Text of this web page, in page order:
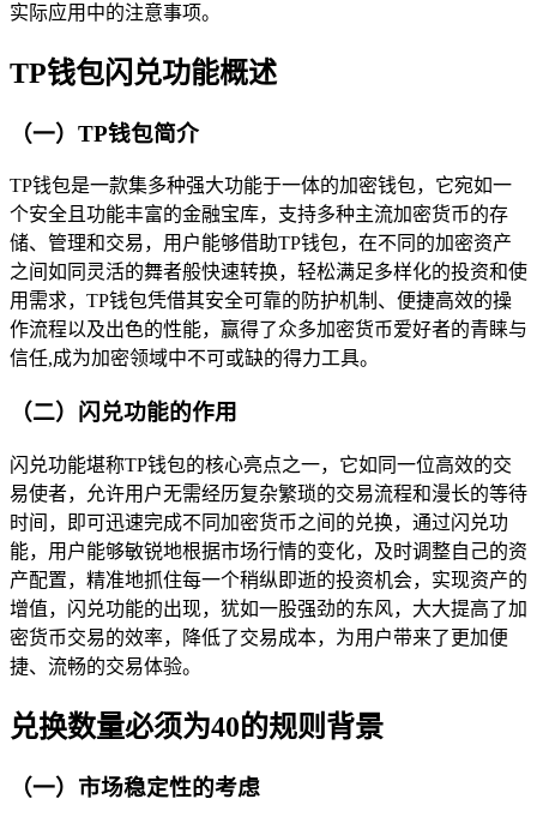
实际应用中的注意事项。
TP钱包闪兑功能概述
（一）TP钱包简介
TP钱包是一款集多种强大功能于一体的加密钱包，它宛如一
个安全且功能丰富的金融宝库，支持多种主流加密货币的存
储、管理和交易，用户能够借助TP钱包，在不同的加密资产
之间如同灵活的舞者般快速转换，轻松满足多样化的投资和使
用需求，TP钱包凭借其安全可靠的防护机制、便捷高效的操
作流程以及出色的性能，赢得了众多加密货币爱好者的青睐与
信任,成为加密领域中不可或缺的得力工具。
（二）闪兑功能的作用
闪兑功能堪称TP钱包的核心亮点之一，它如同一位高效的交
易使者，允许用户无需经历复杂繁琐的交易流程和漫长的等待
时间，即可迅速完成不同加密货币之间的兑换，通过闪兑功
能，用户能够敏锐地根据市场行情的变化，及时调整自己的资
产配置，精准地抓住每一个稍纵即逝的投资机会，实现资产的
增值，闪兑功能的出现，犹如一股强劲的东风，大大提高了加
密货币交易的效率，降低了交易成本，为用户带来了更加便
捷、流畅的交易体验。
兑换数量必须为40的规则背景
（一）市场稳定性的考虑